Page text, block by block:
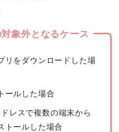
象外となるケース
リをダウンロードした場
ールした場合
レスで複数の端末から
トールした場合